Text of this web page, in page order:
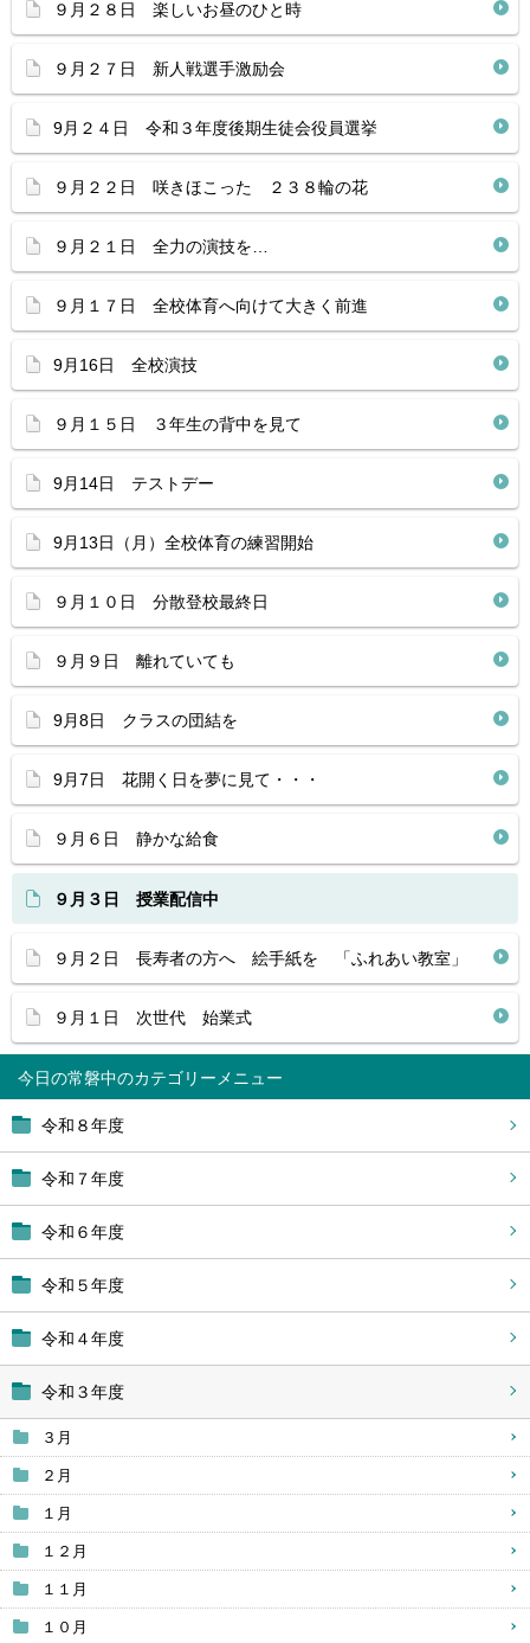
今日の常磐中
令和８年度
令和７年度
令和６年度
令和５年度
令和４年度
令和３年度
３月
２月
１月
１２月
１１月
１０月
９月２８日 楽しいお昼のひと時
９月２７日 新人戦選手激励会
9月２４日 令和３年度後期生徒会役員選挙
９月２２日 咲きほこった ２３８輪の花
９月２１日 全力の演技を…
９月１７日 全校体育へ向けて大きく前進
9月16日 全校演技
９月１５日 ３年生の背中を見て
9月14日 テストデー
9月13日（月）全校体育の練習開始
９月１０日 分散登校最終日
９月９日 離れていても
9月8日 クラスの団結を
9月7日 花開く日を夢に見て・・・
９月６日 静かな給食
９月３日 授業配信中
９月２日 長寿者の方へ 絵手紙を 「ふれあい教室」
９月１日 次世代 始業式